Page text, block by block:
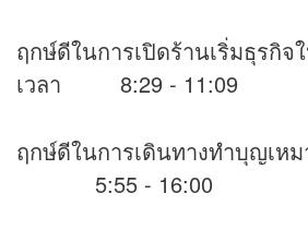
ฤกษ์ดีในการเปิดร้านเริ่มธุรกิจ
เวลา 8:29 - 11:09
ฤกษ์ดีในการเดินทางทำบุญเห
5:55 - 16:00